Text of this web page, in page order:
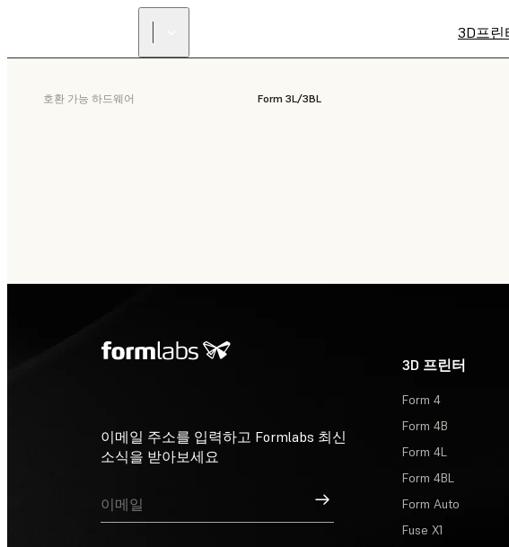
3D프린
호환 가능 하드웨어 Form 3L/3BL
이메일 주소를 입력하고 Formlabs 최신
소식을 받아보세요
가입
3D 프린터
Form 4
Form 4B
Form 4L
Form 4BL
Form Auto
Fuse X1